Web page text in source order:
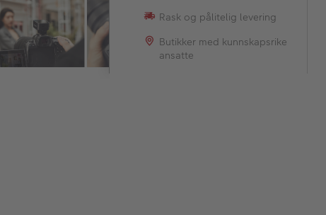
Rask og pålitelig levering
Butikker med kunnskapsrike
ansatte